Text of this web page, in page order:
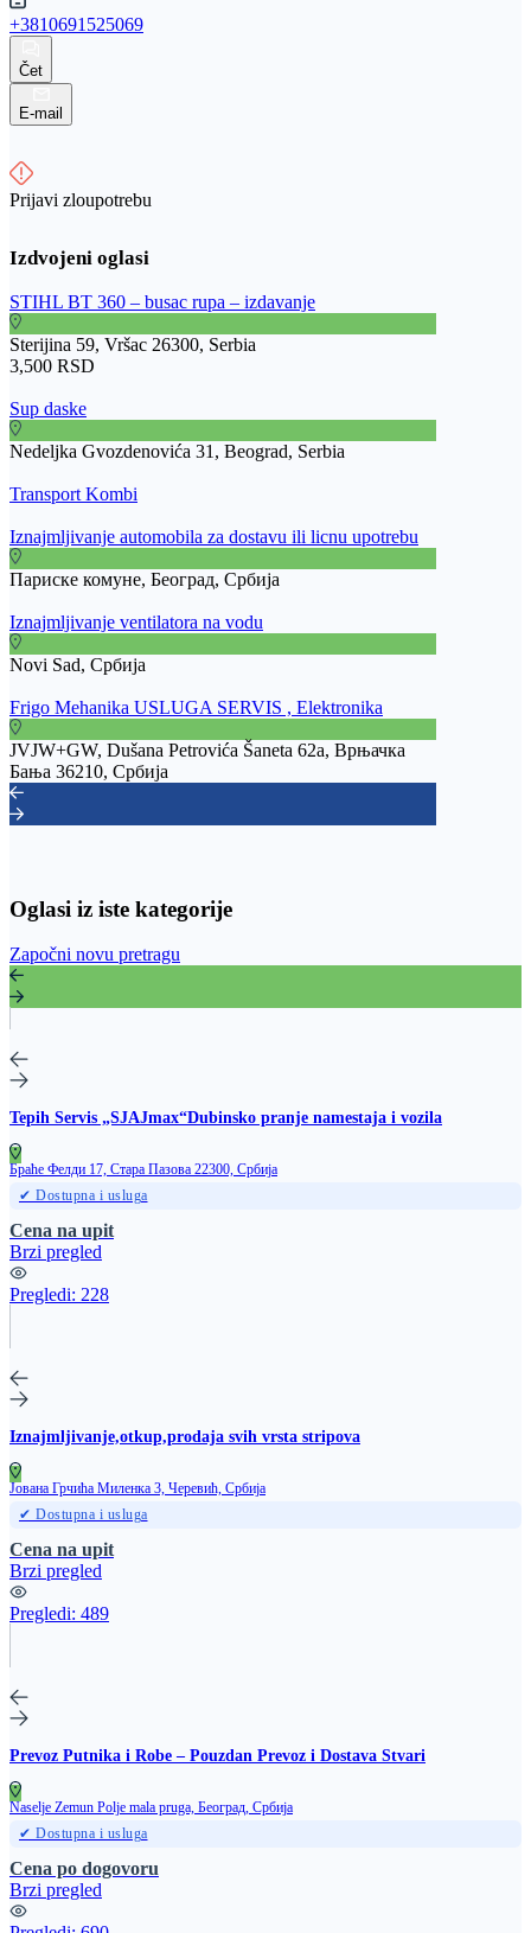
+3810691525069
Čet
E-mail
Prijavi zloupotrebu
STIHL BT 360 – busac rupa – izdavanje
Sterijina 59, Vršac 26300, Serbia
3,500 RSD
Sup daske
Nedeljka Gvozdenovića 31, Beograd, Serbia
Transport Kombi
Iznajmljivanje automobila za dostavu ili licnu upotrebu
Париске комуне, Београд, Србија
Iznajmljivanje ventilatora na vodu
Novi Sad, Србија
Frigo Mehanika USLUGA SERVIS , Elektronika
JVJW+GW, Dušana Petrovića Šaneta 62a, Врњачка
Бања 36210, Србија
Oglasi iz iste kategorije
Započni novu pretragu
Tepih Servis „SJAJmax“Dubinsko pranje namestaja i vozila
Браће Фелди 17, Стара Пазова 22300, Србија
✔ Dostupna i usluga
Cena na upit
Brzi pregled
Pregledi: 228
Iznajmljivanje,otkup,prodaja svih vrsta stripova
Јована Грчића Миленка 3, Черевић, Србија
✔ Dostupna i usluga
Cena na upit
Brzi pregled
Pregledi: 489
Prevoz Putnika i Robe – Pouzdan Prevoz i Dostava Stvari
Naselje Zemun Polje mala pruga, Београд, Србија
✔ Dostupna i usluga
Cena po dogovoru
Brzi pregled